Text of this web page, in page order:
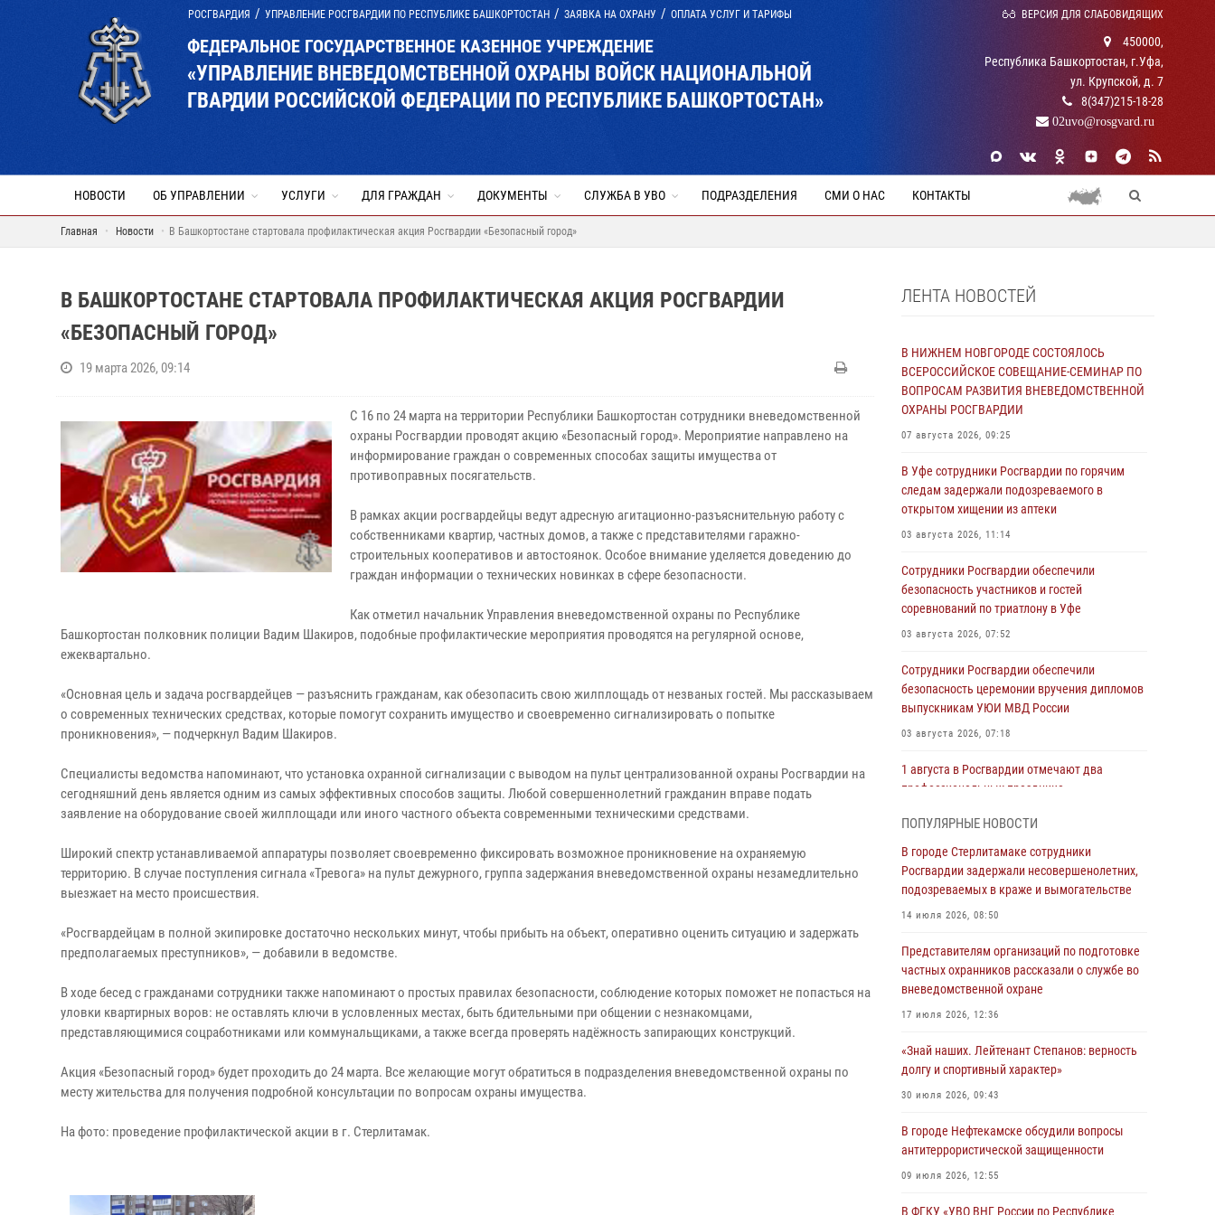
РОСГВАРДИЯ УПРАВЛЕНИЕ РОСГВАРДИИ ПО РЕСПУБЛИКЕ БАШКОРТОСТАН ЗАЯВКА НА ОХРАНУ ОПЛАТА УСЛУГ И ТАРИФЫ ВЕРСИЯ ДЛЯ СЛАБОВИДЯЩИХ
ФЕДЕРАЛЬНОЕ ГОСУДАРСТВЕННОЕ КАЗЕННОЕ УЧРЕЖДЕНИЕ
«УПРАВЛЕНИЕ ВНЕВЕДОМСТВЕННОЙ ОХРАНЫ ВОЙСК НАЦИОНАЛЬНОЙ
ГВАРДИИ РОССИЙСКОЙ ФЕДЕРАЦИИ ПО РЕСПУБЛИКЕ БАШКОРТОСТАН»
450000,
Республика Башкортостан, г.Уфа,
ул. Крупской, д. 7
8(347)215-18-28
02uvo@rosgvard.ru
НОВОСТИ ОБ УПРАВЛЕНИИ УСЛУГИ ДЛЯ ГРАЖДАН ДОКУМЕНТЫ СЛУЖБА В УВО ПОДРАЗДЕЛЕНИЯ СМИ О НАС КОНТАКТЫ
Главная Новости В Башкортостане стартовала профилактическая акция Росгвардии «Безопасный город»
В БАШКОРТОСТАНЕ СТАРТОВАЛА ПРОФИЛАКТИЧЕСКАЯ АКЦИЯ РОСГВАРДИИ
«БЕЗОПАСНЫЙ ГОРОД»
19 марта 2026, 09:14
С 16 по 24 марта на территории Республики Башкортостан сотрудники вневедомственной
охраны Росгвардии проводят акцию «Безопасный город». Мероприятие направлено на
информирование граждан о современных способах защиты имущества от
противоправных посягательств.
В рамках акции росгвардейцы ведут адресную агитационно-разъяснительную работу с
собственниками квартир, частных домов, а также с представителями гаражно-
строительных кооперативов и автостоянок. Особое внимание уделяется доведению до
граждан информации о технических новинках в сфере безопасности.
Как отметил начальник Управления вневедомственной охраны по Республике
Башкортостан полковник полиции Вадим Шакиров, подобные профилактические мероприятия проводятся на регулярной основе,
ежеквартально.
«Основная цель и задача росгвардейцев — разъяснить гражданам, как обезопасить свою жилплощадь от незваных гостей. Мы рассказываем
о современных технических средствах, которые помогут сохранить имущество и своевременно сигнализировать о попытке
проникновения», — подчеркнул Вадим Шакиров.
Специалисты ведомства напоминают, что установка охранной сигнализации с выводом на пульт централизованной охраны Росгвардии на
сегодняшний день является одним из самых эффективных способов защиты. Любой совершеннолетний гражданин вправе подать
заявление на оборудование своей жилплощади или иного частного объекта современными техническими средствами.
Широкий спектр устанавливаемой аппаратуры позволяет своевременно фиксировать возможное проникновение на охраняемую
территорию. В случае поступления сигнала «Тревога» на пульт дежурного, группа задержания вневедомственной охраны незамедлительно
выезжает на место происшествия.
«Росгвардейцам в полной экипировке достаточно нескольких минут, чтобы прибыть на объект, оперативно оценить ситуацию и задержать
предполагаемых преступников», — добавили в ведомстве.
В ходе бесед с гражданами сотрудники также напоминают о простых правилах безопасности, соблюдение которых поможет не попасться на
уловки квартирных воров: не оставлять ключи в условленных местах, быть бдительными при общении с незнакомцами,
представляющимися соцработниками или коммунальщиками, а также всегда проверять надёжность запирающих конструкций.
Акция «Безопасный город» будет проходить до 24 марта. Все желающие могут обратиться в подразделения вневедомственной охраны по
месту жительства для получения подробной консультации по вопросам охраны имущества.
На фото: проведение профилактической акции в г. Стерлитамак.
ЛЕНТА НОВОСТЕЙ
В НИЖНЕМ НОВГОРОДЕ СОСТОЯЛОСЬ
ВСЕРОССИЙСКОЕ СОВЕЩАНИЕ-СЕМИНАР ПО
ВОПРОСАМ РАЗВИТИЯ ВНЕВЕДОМСТВЕННОЙ
ОХРАНЫ РОСГВАРДИИ
07 августа 2026, 09:25
В Уфе сотрудники Росгвардии по горячим
следам задержали подозреваемого в
открытом хищении из аптеки
03 августа 2026, 11:14
Сотрудники Росгвардии обеспечили
безопасность участников и гостей
соревнований по триатлону в Уфе
03 августа 2026, 07:52
Сотрудники Росгвардии обеспечили
безопасность церемонии вручения дипломов
выпускникам УЮИ МВД России
03 августа 2026, 07:18
1 августа в Росгвардии отмечают два
профессиональных праздника
В Ишимбае сотрудники Росгвардии
задержали гражданку, подозреваемую в
серии краж из продуктового магазина
31 июля 2026, 06:45
В Чишминском районе сотрудники
Росгвардии провели волейбольный турнир на
открытом воздухе
30 июля 2026, 09:56
«Знай наших. Лейтенант Степанов: верность
долгу и спортивный характер»
30 июля 2026, 09:43
В Уфе сотрудники Росгвардии задержали
подозреваемого в совершении особо тяжкого
ПОПУЛЯРНЫЕ НОВОСТИ
В городе Стерлитамаке сотрудники
Росгвардии задержали несовершенолетних,
подозреваемых в краже и вымогательстве
14 июля 2026, 08:50
Представителям организаций по подготовке
частных охранников рассказали о службе во
вневедомственной охране
17 июля 2026, 12:36
«Знай наших. Лейтенант Степанов: верность
долгу и спортивный характер»
30 июля 2026, 09:43
В городе Нефтекамске обсудили вопросы
антитеррористической защищенности
09 июля 2026, 12:55
В ФГКУ «УВО ВНГ России по Республике